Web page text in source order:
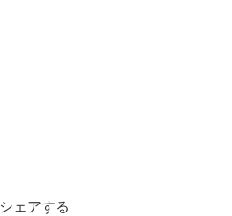
シェアする